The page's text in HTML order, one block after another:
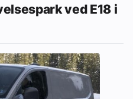
ved E18 i